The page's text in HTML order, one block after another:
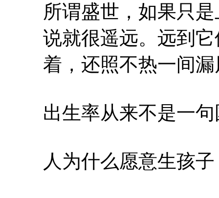
所谓盛世，如果只
说就很遥远。远到
着，还照不热一间
出生率从来不是一
人为什么愿意生孩